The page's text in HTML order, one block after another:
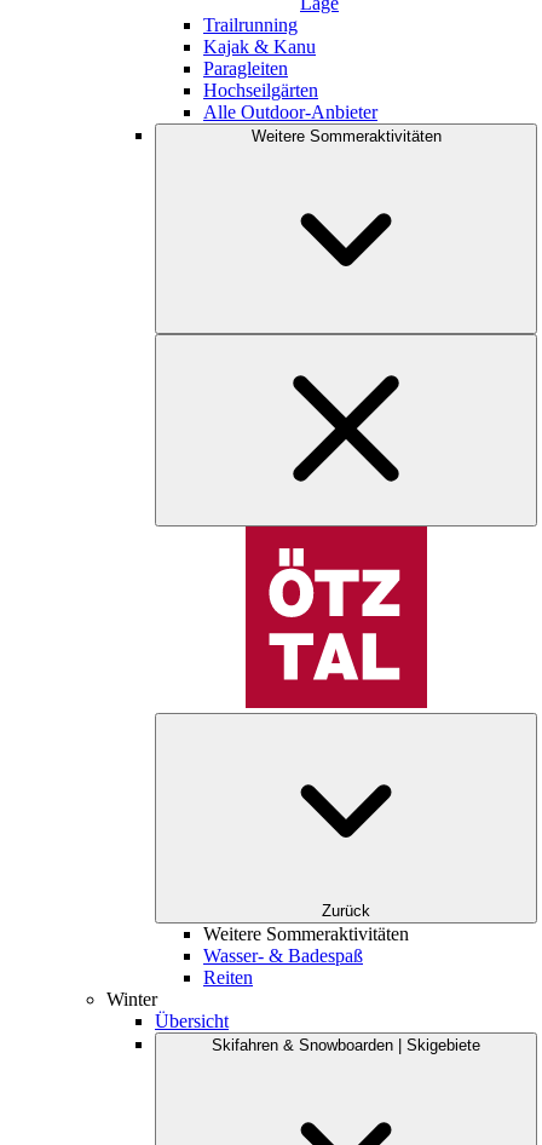
Trailrunning
Kajak & Kanu
Paragleiten
Hochseilgärten
Alle Outdoor-Anbieter
Weitere Sommeraktivitäten
Zurück
Weitere Sommeraktivitäten
Wasser- & Badespaß
Reiten
Winter
Übersicht
Skifahren & Snowboarden | Skigebiete